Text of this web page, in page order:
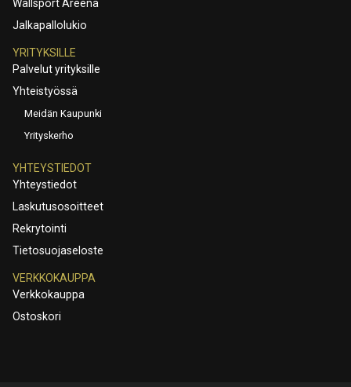
Wallsport Areena
Jalkapallolukio
YRITYKSILLE
Palvelut yrityksille
Yhteistyössä
Meidän Kaupunki
Yrityskerho
YHTEYSTIEDOT
Yhteystiedot
Laskutusosoitteet
Rekrytointi
Tietosuojaseloste
VERKKOKAUPPA
Verkkokauppa
Ostoskori